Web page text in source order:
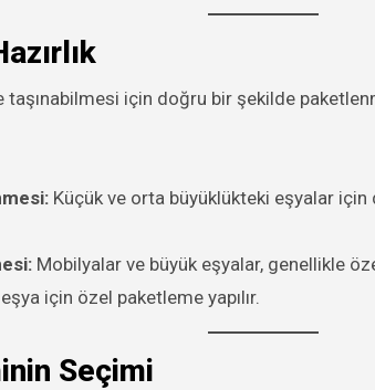
taşınabilmesi için doğru bir şekilde
Küçük ve orta büyüklükteki eşyalar için
Mobilyalar ve büyük eşyalar, genellikle
eşya için özel paketleme yapılır.
Seçimi